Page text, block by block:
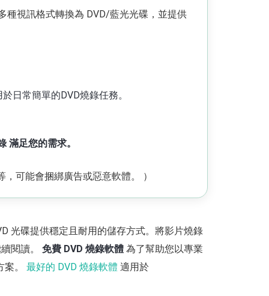
種視訊格式轉換為 DVD/藍光光碟，並提供
日常簡單的DVD燒錄任務。
滿足您的需求。
可能會捆綁廣告或惡意軟體。 ）
光碟提供穩定且耐用的儲存方式。將影片燒錄
閱讀。 免費 DVD 燒錄軟體 為了幫助您以專業
。 最好的 DVD 燒錄軟體 適用於